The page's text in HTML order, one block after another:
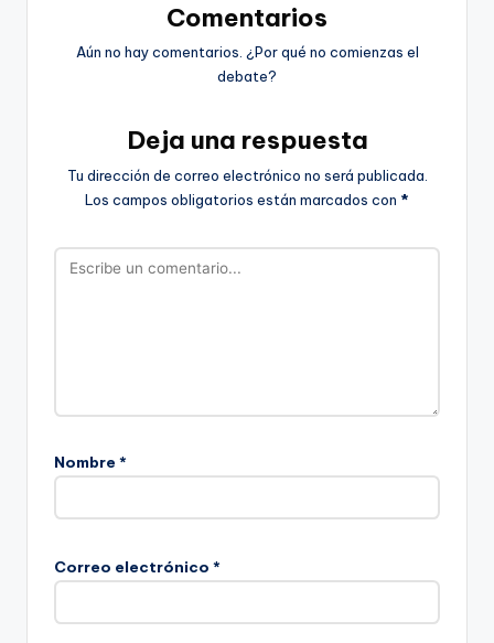
Comentarios
Aún no hay comentarios. ¿Por qué no comienzas el
debate?
Deja una respuesta
Tu dirección de correo electrónico no será publicada.
Los campos obligatorios están marcados con *
Nombre *
Correo electrónico *